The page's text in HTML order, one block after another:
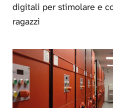
digitali per stimolare e
ragazzi